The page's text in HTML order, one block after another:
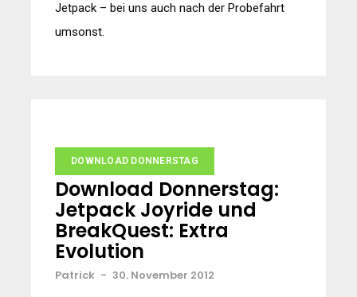
Jetpack – bei uns auch nach der Probefahrt
umsonst.
DOWNLOAD DONNERSTAG
Download Donnerstag:
Jetpack Joyride und
BreakQuest: Extra
Evolution
Patrick - 30. November 2012